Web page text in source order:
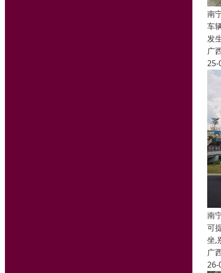
南
车
发
广
25-
南
可
坐,
广
26-